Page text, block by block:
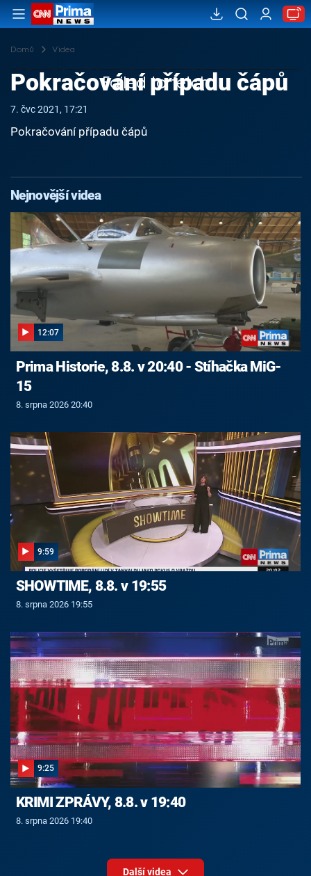
Domů Videa
Failed to fetch
Pokračování případu čápů
7. čvc 2021, 17:21
Pokračování případu čápů
Nejnovější videa
12:07
Prima Historie, 8.8. v 20:40 - Stíhačka MiG-
15
8. srpna 2026 20:40
9:59
SHOWTIME, 8.8. v 19:55
8. srpna 2026 19:55
9:25
KRIMI ZPRÁVY, 8.8. v 19:40
8. srpna 2026 19:40
Další videa